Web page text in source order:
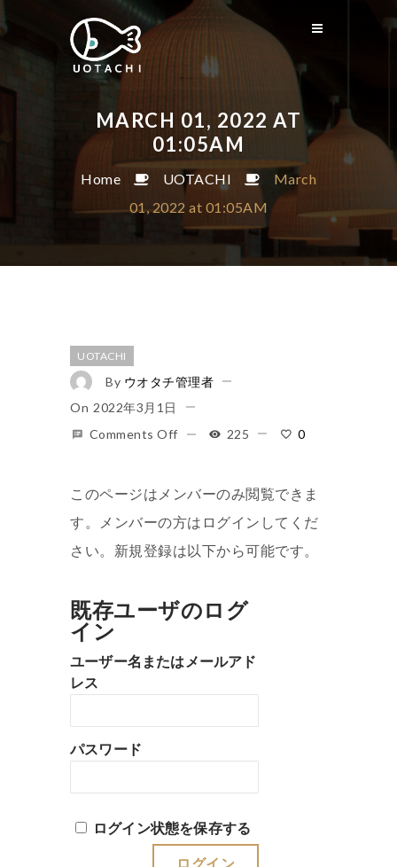
MARCH 01, 2022 AT
01:05AM
Home UOTACHI
March
01, 2022 at 01:05AM
UOTACHI
By ウオタチ管理者
On 2022年3月1日
Comments Off
225 0
このページはメンバーのみ閲覧できま
す。メンバーの方はログインしてくだ
さい。新規登録は以下から可能です。
既存ユーザのログ
イン
ユーザー名またはメールアド
レス
パスワード
ログイン状態を保存する